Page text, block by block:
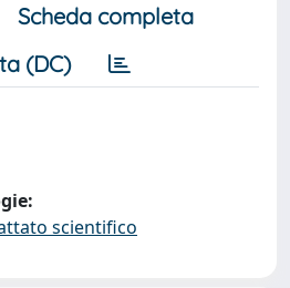
Scheda completa
(DC)
scientifico